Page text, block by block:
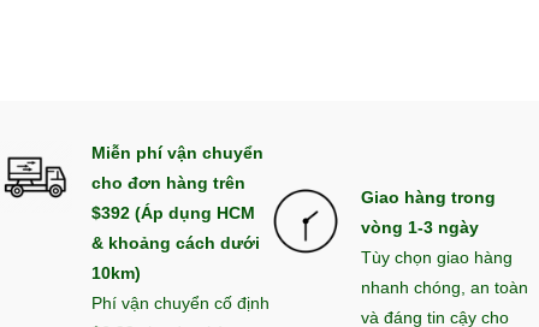
Miễn phí vận chuyển
cho đơn hàng trên
$392 (Áp dụng HCM
& khoảng cách dưới
10km)
Phí vận chuyển cố định
Giao hàng trong
vòng 1-3 ngày
Tùy chọn giao hàng
nhanh chóng, an toàn
và đáng tin cậy cho